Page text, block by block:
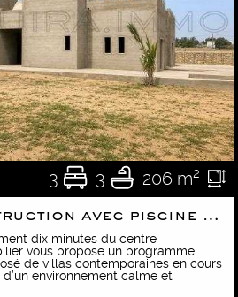
3 3 206 m²
Villas en construction avec piscine dans un programme résidentiel
dix minutes du centre
vous propose un programme
de villas contemporaines en cours
environnement calme et